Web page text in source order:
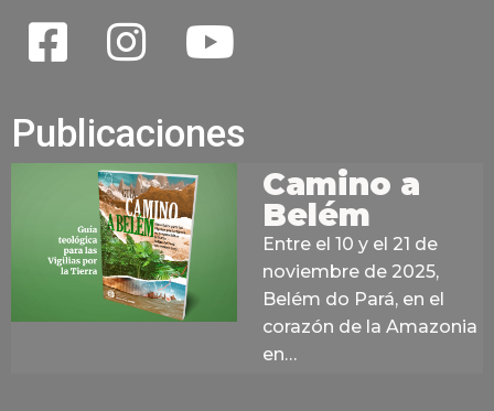
Publicaciones
Camino a
Belém
Entre el 10 y el 21 de
noviembre de 2025,
Belém do Pará, en el
corazón de la Amazonia
en…